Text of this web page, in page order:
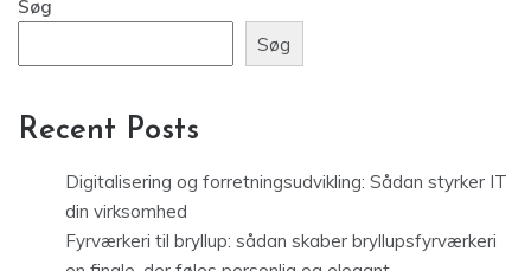
Søg
Søg
Recent Posts
Digitalisering og forretningsudvikling: Sådan styrker IT
din virksomhed
Fyrværkeri til bryllup: sådan skaber bryllupsfyrværkeri